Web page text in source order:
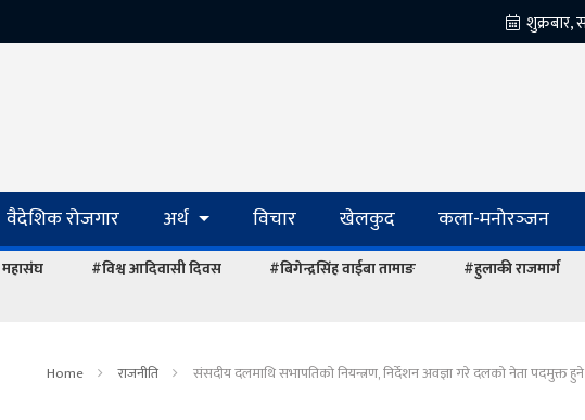
वैदेशिक रोजगार अर्थ विचार खेलकुद कला-मनोरञ्‍जन
#विश्व आदिवासी दिवस #बिगेन्द्रसिंह वाईबा तामाङ #हुलाकी राजमार्ग
Home राजनीति संसदीय दलमाथि सभापतिको नियन्त्रण, निर्देशन अवज्ञा गरे दलको नेता पदमुक्त हुने